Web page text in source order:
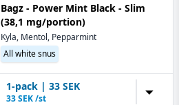
Bagz - Power Mint Black - Slim
(38,1 mg/portion)
Kyla, Mentol, Pepparmint
All white snus
1-pack | 33 SEK
33SEK /st
▼